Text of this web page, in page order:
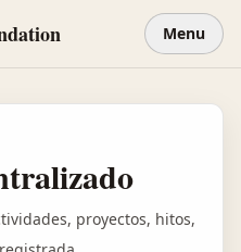
Menu
proyectos, hitos,